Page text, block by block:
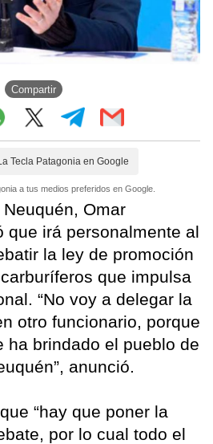
Compartir
Tecla Patagonia en Google
a tus medios preferidos en Google.
Omar
que irá personalmente al
la ley de promoción
que impulsa
“No voy a delegar la
otro funcionario, porque
ha brindado el pueblo de
anunció.
“hay que poner la
por lo cual todo el